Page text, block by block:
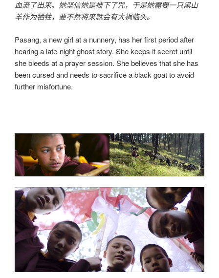
血流了出来。她坚信她是被下了咒，于是她需要一只黑山
羊作为牺牲，要不然将来就会有大祸临头。
Pasang, a new girl at a nunnery, has her first period after
hearing a late-night ghost story. She keeps it secret until
she bleeds at a prayer session. She believes that she has
been cursed and needs to sacrifice a black goat to avoid
further misfortune.